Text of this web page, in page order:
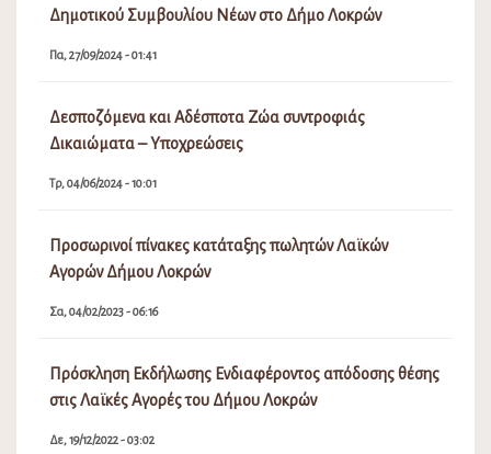
Δημοτικού Συμβουλίου Νέων στο Δήμο Λοκρών
Πα, 27/09/2024 - 01:41
Δεσποζόμενα και Αδέσποτα Ζώα συντροφιάς
Δικαιώματα – Υποχρεώσεις
Τρ, 04/06/2024 - 10:01
Προσωρινοί πίνακες κατάταξης πωλητών Λαϊκών
Αγορών Δήμου Λοκρών
Σα, 04/02/2023 - 06:16
Πρόσκληση Εκδήλωσης Ενδιαφέροντος απόδοσης θέσης
στις Λαϊκές Αγορές του Δήμου Λοκρών
Δε, 19/12/2022 - 03:02